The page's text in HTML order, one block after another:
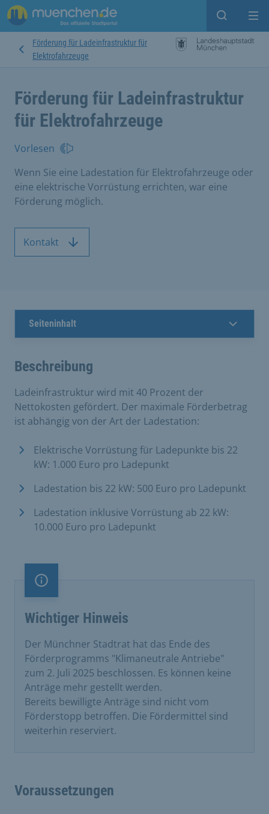
Suche
Förderung für Ladeinfrastruktur für
Elektrofahrzeuge
Förderung für Ladeinfrastruktur
für Elektrofahrzeuge
Vorlesen
Wenn Sie eine Ladestation für Elektrofahrzeuge oder
eine elektrische Vorrüstung errichten, war eine
Förderung möglich.
Kontakt
Seiteninhalt
Beschreibung
Ladeinfrastruktur wird mit 40 Prozent der
Nettokosten gefördert. Der maximale Förderbetrag
ist abhängig von der Art der Ladestation:
Elektrische Vorrüstung für Ladepunkte bis 22
kW: 1.000 Euro pro Ladepunkt
Ladestation bis 22 kW: 500 Euro pro Ladepunkt
Ladestation inklusive Vorrüstung ab 22 kW:
10.000 Euro pro Ladepunkt
Information
Wichtiger Hinweis
Der Münchner Stadtrat hat das Ende des
Förderprogramms "Klimaneutrale Antriebe"
zum 2. Juli 2025 beschlossen. Es können keine
Anträge mehr gestellt werden.
Bereits bewilligte Anträge sind nicht vom
Förderstopp betroffen. Die Fördermittel sind
weiterhin reserviert.
Voraussetzungen